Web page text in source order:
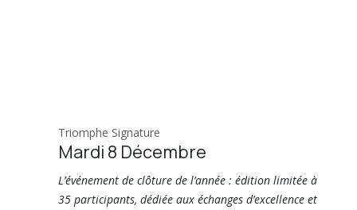
Triomphe Signature
Mardi 8 Décembre
L’événement de clôture de l’année : édition limitée à
35 participants, dédiée aux échanges d’excellence et